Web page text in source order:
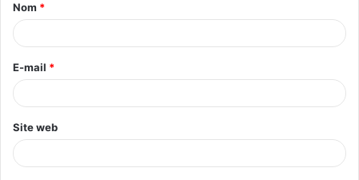
a
i
e
*
Nom *
E-mail *
Site web